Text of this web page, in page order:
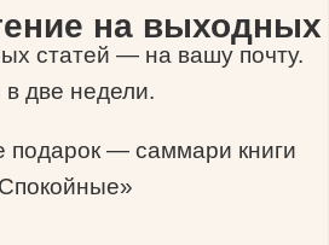
на выходных
статей — на вашу почту.
в две недели.
подарок — саммари книги